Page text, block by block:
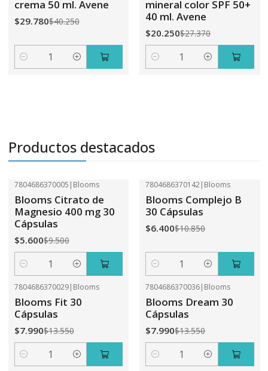
crema 50 ml. Avene
$29.780$40.250
Cantidad
mineral color SPF 50+
40 ml. Avene
$20.250$27.370
Cantidad
Productos destacados
7804686370005 | Blooms
Blooms Citrato de
Magnesio 400 mg 30
Cápsulas
$5.600$9.500
Cantidad
7804686370142| Blooms
Blooms Complejo B
30 Cápsulas
$6.400$10.850
Cantidad
7804686370029| Blooms
Blooms Fit 30
Cápsulas
$7.990$13.550
Cantidad
7804686370036| Blooms
Blooms Dream 30
Cápsulas
$7.990$13.550
Cantidad